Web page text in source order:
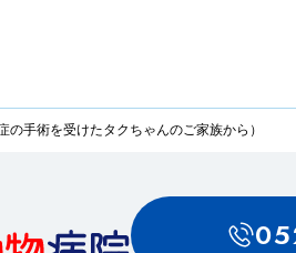
手術を受けたタクちゃんのご家族から）